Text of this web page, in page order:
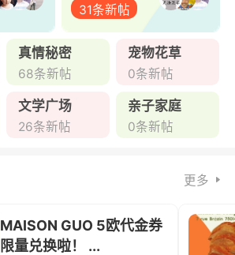
31条新帖
真情秘密
68条新帖
宠物花草
0条新帖
文学广场
26条新帖
亲子家庭
0条新帖
更多
MAISON GUO 5欧代金券
限量兑换啦！ ...